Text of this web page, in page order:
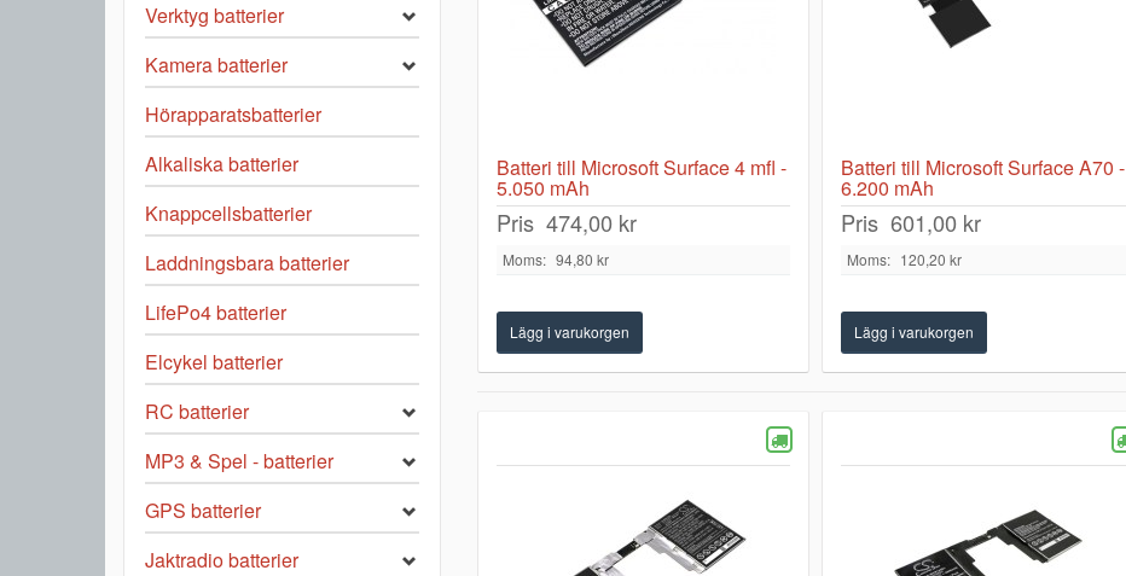
Batteri till Microsoft Surface 4 mfl -
5.050 mAh
Pris 474,00 kr
Moms: 94,80 kr
Batteri till Microsoft Surface A70 -
6.200 mAh
Pris 601,00 kr
Moms: 120,20 kr
Verktyg batterier
Kamera batterier
Hörapparatsbatterier
Alkaliska batterier
Knappcellsbatterier
Laddningsbara batterier
LifePo4 batterier
Elcykel batterier
RC batterier
MP3 & Spel - batterier
GPS batterier
Jaktradio batterier